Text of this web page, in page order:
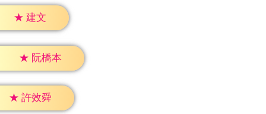
★ 建文
★ 阮橋本
★ 許效舜